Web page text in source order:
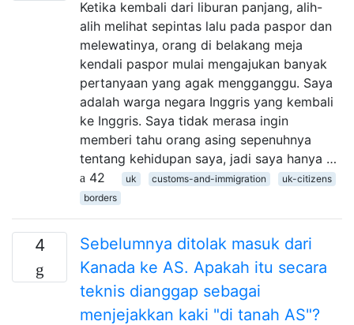
Ketika kembali dari liburan panjang, alih-
alih melihat sepintas lalu pada paspor dan
melewatinya, orang di belakang meja
kendali paspor mulai mengajukan banyak
pertanyaan yang agak mengganggu. Saya
adalah warga negara Inggris yang kembali
ke Inggris. Saya tidak merasa ingin
memberi tahu orang asing sepenuhnya
tentang kehidupan saya, jadi saya hanya …
42
uk customs-and-immigration
uk-citizens
borders
4
Sebelumnya ditolak masuk dari
Kanada ke AS. Apakah itu secara
teknis dianggap sebagai
menjejakkan kaki "di tanah AS"?